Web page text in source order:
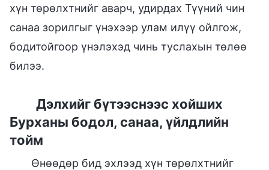
хүн төрөлхтнийг аварч, удирдах Түүний чин
санаа зорилгыг үнэхээр улам илүү ойлгож,
бодитойгоор үнэлэхэд чинь туслахын төлөө
билээ.
Дэлхийг бүтээснээс хойших
Бурханы бодол, санаа, үйлдлийн
тойм
Өнөөдөр бид эхлээд хүн төрөлхтнийг